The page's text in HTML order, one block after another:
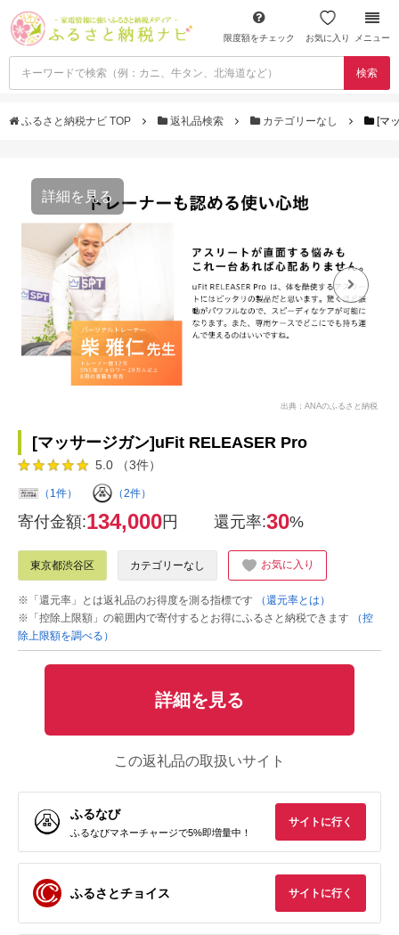
限度額をチェック お気に入り メニュー
検索
ふるさと納税ナビ TOP 返礼品検索 カテゴリーなし [マ
詳細を見る
出典：ANAのふるさと納税
[マッサージガン]uFit RELEASER Pro
5.0 （3件）
（1件） （2件）
寄付金額:134,000円 還元率:30%
東京都渋谷区 カテゴリーなし お気に入り
※「還元率」とは返礼品のお得度を測る指標です
（還元率とは）
※「控除上限額」の範囲内で寄付するとお得にふるさと納税できます
（控
除上限額を調べる）
詳細を見る
この返礼品の取扱いサイト
ふるなび
ふるなびマネーチャージで5%即増量中！
サイトに行く
ふるさとチョイス サイトに行く